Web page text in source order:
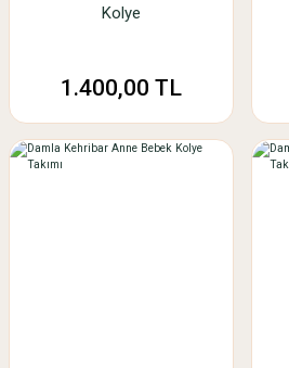
Kolye
1.400,00 TL